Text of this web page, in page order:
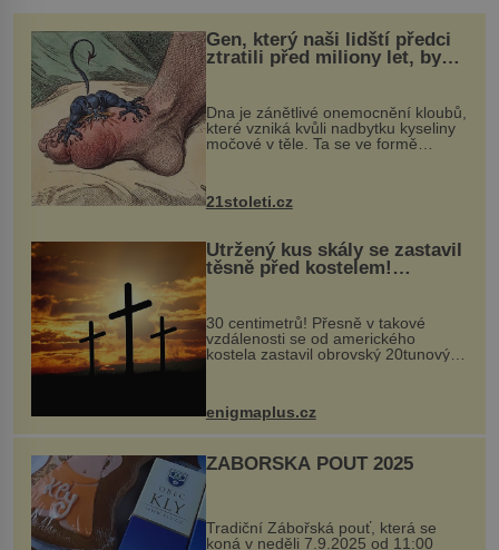
Gen, který naši lidští předci
ztratili před miliony let, by
mohl pomoci s léčbou
„nemoci králů“
Dna je zánětlivé onemocnění kloubů,
které vzniká kvůli nadbytku kyseliny
močové v těle. Ta se ve formě
nohou, a způsobuje bole...
21stoleti.cz
Utržený kus skály se zastavil
těsně před kostelem!
Ochránila ho boží síla?
30 centimetrů! Přesně v takové
vzdálenosti se od amerického
kostela zastavil obrovský 20tunový
...
enigmaplus.cz
ZÁBOŘSKÁ POUŤ 2025
Tradiční Zábořská pouť, která se
koná v neděli 7.9.2025 od 11:00